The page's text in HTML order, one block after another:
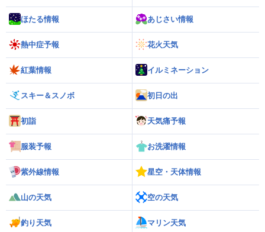
ほたる情報 あじさい情報
熱中症予報 花火天気
紅葉情報 イルミネーション
スキー＆スノボ 初日の出
初詣 天気痛予報
服装予報 お洗濯情報
紫外線情報 星空・天体情報
山の天気 空の天気
釣り天気 マリン天気